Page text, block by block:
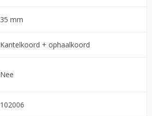
35 mm
Kantelkoord + ophaalkoord
Nee
102006